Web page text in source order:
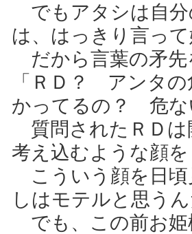
でもアタシは自分
は、はっきり言っ
だから言葉の矛先
「ＲＤ？ アンタ
かってるの？ 危な
質問されたＲＤは
考え込むような顔
こういう顔を日頃
しはモテルと思う
でも、この前お姫